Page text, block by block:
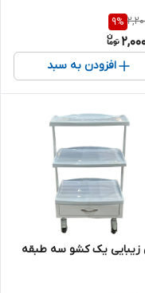
9%
افزودن به سبد
زیبایی یک کشو سه طبقه